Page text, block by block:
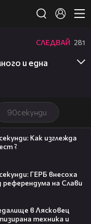
90секунди
СЛЕДВАЙ 281
и една
Как изглежда
?
ГЕРБ внесоха
референдума на Слави
в Лясковец
техника и